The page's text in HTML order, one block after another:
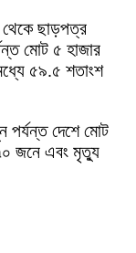
ছাড়পত্র
মোট ৫ হাজার
৫৯.৫ শতাংশ
পর্যন্ত দেশে মোট
জনে এবং মৃত্যু